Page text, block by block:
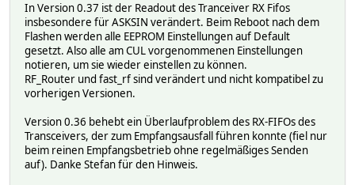
In Version 0.37 ist der Readout des Tranceiver RX Fifos
insbesondere für ASKSIN verändert. Beim Reboot nach dem
Flashen werden alle EEPROM Einstellungen auf Default
gesetzt. Also alle am CUL vorgenommenen Einstellungen
notieren, um sie wieder einstellen zu können.
RF_Router und fast_rf sind verändert und nicht kompatibel zu
vorherigen Versionen.
Version 0.36 behebt ein Überlaufproblem des RX-FIFOs des
Transceivers, der zum Empfangsausfall führen konnte (fiel nur
beim reinen Empfangsbetrieb ohne regelmäßiges Senden
auf). Danke Stefan für den Hinweis.